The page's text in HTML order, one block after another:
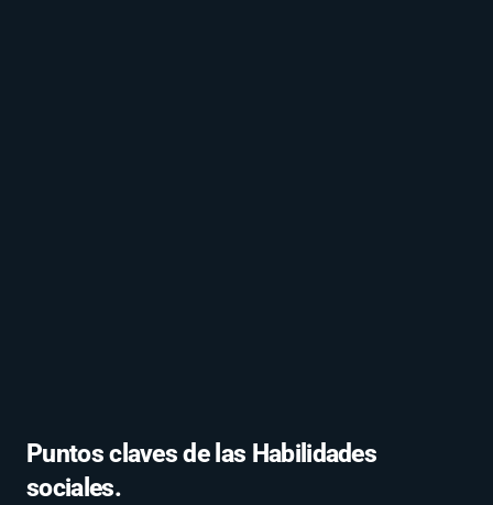
Puntos claves de las Habilidades
sociales.